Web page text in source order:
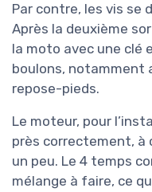
Par contre, les vis se
Après la deuxième
la moto avec une clé
boulons, notamment
repose-pieds.
Le moteur, pour
près correctement, à
un peu. Le 4 temps
mélange à faire, ce